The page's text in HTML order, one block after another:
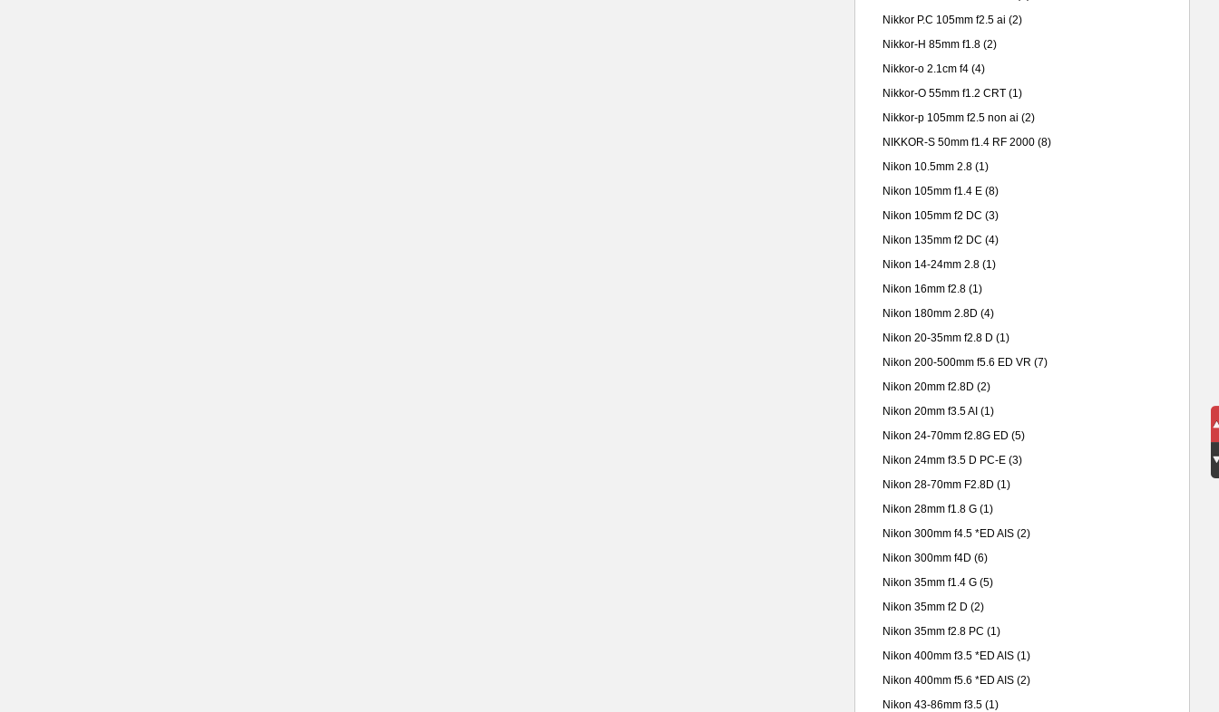
Nikkor P.C 105mm f2.5 ai (2)
Nikkor-H 85mm f1.8 (2)
Nikkor-o 2.1cm f4 (4)
Nikkor-O 55mm f1.2 CRT (1)
Nikkor-p 105mm f2.5 non ai (2)
NIKKOR-S 50mm f1.4 RF 2000 (8)
Nikon 10.5mm 2.8 (1)
Nikon 105mm f1.4 E (8)
Nikon 105mm f2 DC (3)
Nikon 135mm f2 DC (4)
Nikon 14-24mm 2.8 (1)
Nikon 16mm f2.8 (1)
Nikon 180mm 2.8D (4)
Nikon 20-35mm f2.8 D (1)
Nikon 200-500mm f5.6 ED VR (7)
Nikon 20mm f2.8D (2)
Nikon 20mm f3.5 AI (1)
Nikon 24-70mm f2.8G ED (5)
Nikon 24mm f3.5 D PC-E (3)
Nikon 28-70mm F2.8D (1)
Nikon 28mm f1.8 G (1)
Nikon 300mm f4.5 *ED AIS (2)
Nikon 300mm f4D (6)
Nikon 35mm f1.4 G (5)
Nikon 35mm f2 D (2)
Nikon 35mm f2.8 PC (1)
Nikon 400mm f3.5 *ED AIS (1)
Nikon 400mm f5.6 *ED AIS (2)
Nikon 43-86mm f3.5 (1)